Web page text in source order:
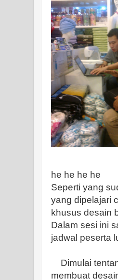
he he he he
Seperti yang
yang dipelajari
khusus desain
Dalam sesi ini
jadwal peserta
Dimulai
membuat